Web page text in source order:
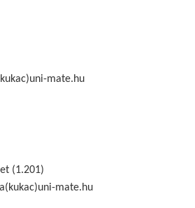
mate.hu
(1.201)
mate.hu